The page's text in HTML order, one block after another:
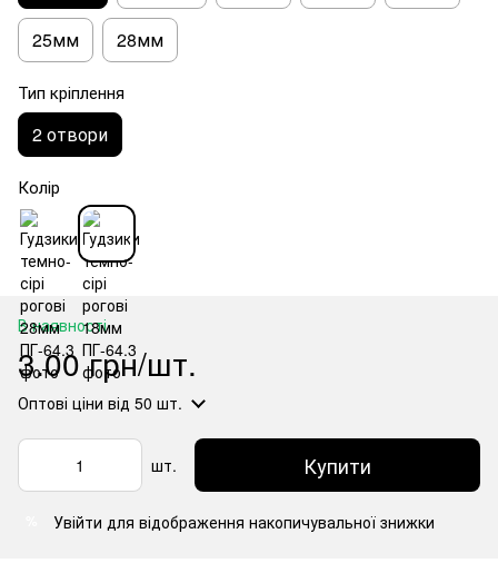
25мм 28мм
Тип кріплення
2 отвори
Колір
В наявності
3.00 грн/шт.
Оптові ціни від 50 шт.
шт. Купити
Увійти для відображення накопичувальної знижки